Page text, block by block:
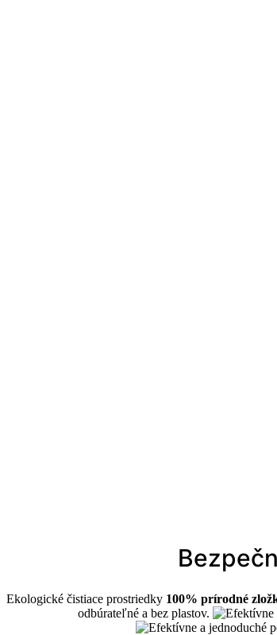
Ekologické čistiace prostriedky 100% prírodné
odbúrateľné a bez plastov.